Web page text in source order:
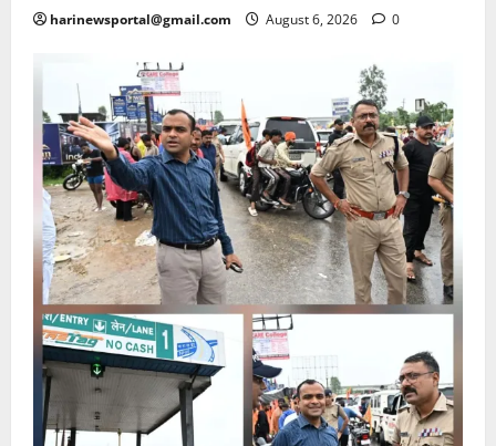
harinewsportal@gmail.com August 6, 2026 0